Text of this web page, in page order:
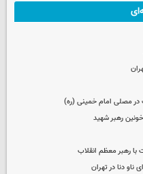
در مصلی امام خمینی (ره)
رهبر شهید
با رهبر معظم انقلاب
دنا در تهران